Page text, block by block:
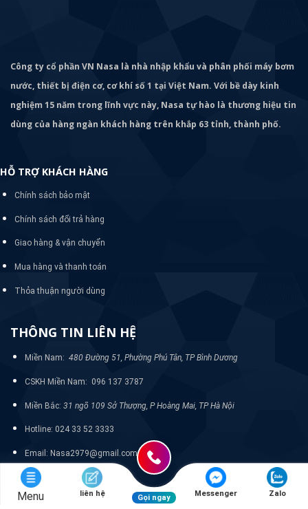
Công ty cổ phần VN Nasa là nhà nhập khẩu và phân phối máy bơm
nước, thiết bị điện cơ, cơ khí số 1 tại Việt Nam. Với bề dày kinh
nghiệm 15 năm trong lĩnh vực này, Nasa tự hào là thương hiệu tin
dùng của hàng ngàn khách hàng trên khắp 63 tỉnh, thành phố.
HỖ TRỢ KHÁCH HÀNG
Chính sách bảo mật
Chính sách đổi trả hàng
Giao hàng & vận chuyển
Mua hàng và thanh toán
Thỏa thuận người dùng
THÔNG TIN LIÊN HỆ
Miền Nam: 480 Đường 51, Phường Phú Tân, TP Bình Dương
CSKH Miền Nam: 096 137 3787
Miền Bắc: 31 ngõ 109 Sở Thượng, P Hoàng Mai, TP Hà Nội
Hotline: 024 33 52 3333
Email: Nasa2979@gmail.com
Menu liên hệ Gọi ngay Messenger Zalo